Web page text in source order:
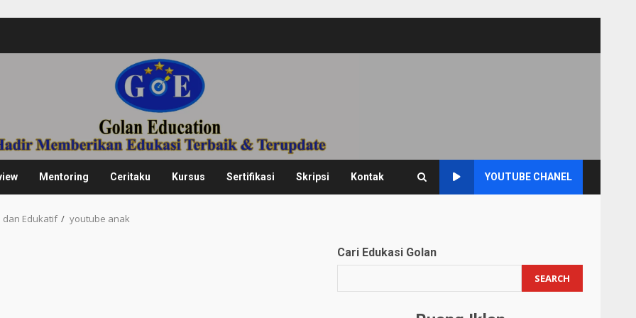
Mentoring Ceritaku Kursus Sertifikasi Skripsi Kontak YOUTUBE CHANEL
dan Edukatif youtube anak
Cari Edukasi Golan
SEARCH